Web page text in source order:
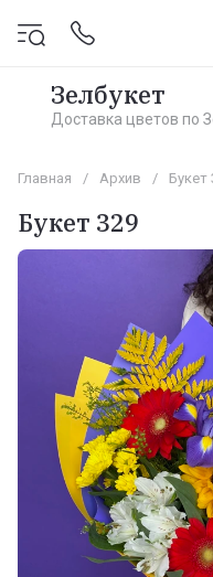
Зелбукет
Доставка цветов по
Главная / Архив / Букет
Букет 329